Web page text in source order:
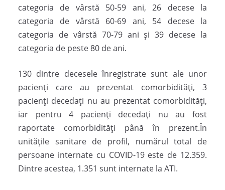
categoria de vârstă 50-59 ani, 26 decese la
categoria de vârstă 60-69 ani, 54 decese la
categoria de vârstă 70-79 ani și 39 decese la
categoria de peste 80 de ani.
130 dintre decesele înregistrate sunt ale unor
pacienți care au prezentat comorbidități, 3
pacienți decedați nu au prezentat comorbidități,
iar pentru 4 pacienți decedați nu au fost
raportate comorbidități până în prezent.În
unitățile sanitare de profil, numărul total de
persoane internate cu COVID-19 este de 12.359.
Dintre acestea, 1.351 sunt internate la ATI.